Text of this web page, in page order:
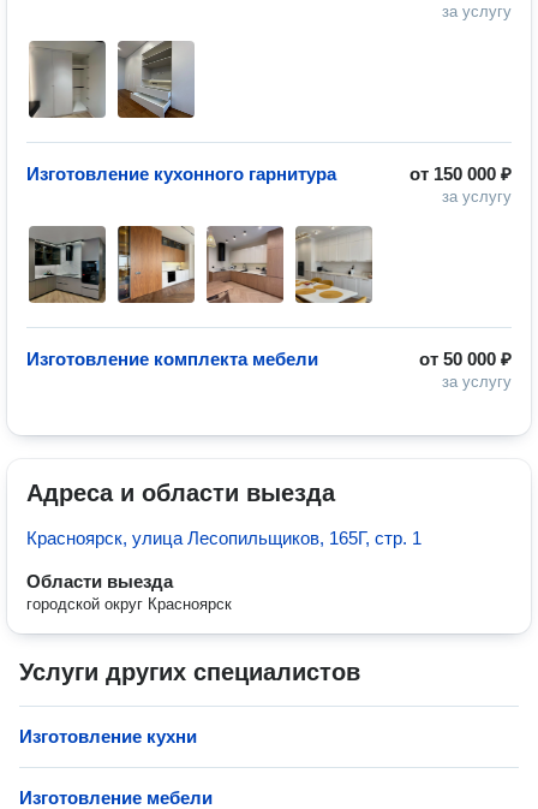
за услугу
от 150 000 ₽
за услугу
Изготовление кухонного гарнитура
от 50 000 ₽
за услугу
Изготовление комплекта мебели
Адреса и области выезда
Красноярск, улица Лесопильщиков, 165Г, стр. 1
Области выезда
городской округ Красноярск
Услуги других специалистов
Изготовление кухни
Изготовление мебели